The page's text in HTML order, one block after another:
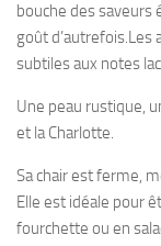
bouche des saveurs
goût d’autrefois.Les
subtiles aux notes
Une peau rustique,
et la Charlotte.
Sa chair est ferme,
Elle est idéale pour
fourchette ou en